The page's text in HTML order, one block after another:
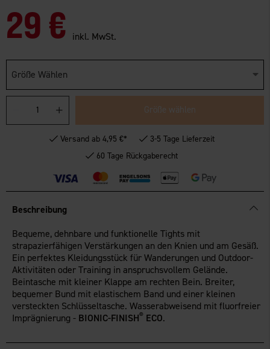
29 € inkl. MwSt.
Größe Wählen
Größe wählen
Versand ab 4,95 €*
3-5 Tage Lieferzeit
60 Tage Rückgaberecht
Beschreibung
Bequeme, dehnbare und funktionelle Tights mit
strapazierfähigen Verstärkungen an den Knien und am Gesäß.
Ein perfektes Kleidungsstück für Wanderungen und Outdoor-
Aktivitäten oder Training in anspruchsvollem Gelände.
Beintasche mit kleiner Klappe am rechten Bein. Breiter,
bequemer Bund mit elastischem Band und einer kleinen
versteckten Schlüsseltasche. Wasserabweisend mit fluorfreier
Imprägnierung - BIONIC-FINISH® ECO.